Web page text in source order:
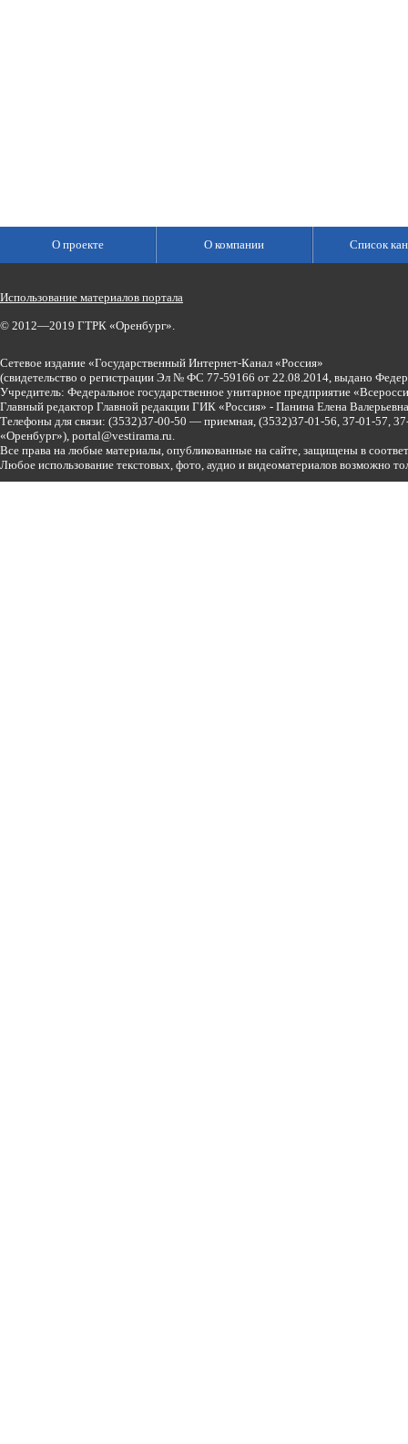
О проекте О компании Список
Использование материалов портала
© 2012—2019 ГТРК «Оренбург».
Сетевое издание «Государственный Интернет-Канал «Россия»
(свидетельство о регистрации Эл № ФС 77-59166 от 22.08.2014, выдано
Учредитель: Федеральное государственное унитарное предприятие
Главный редактор Главной редакции ГИК «Россия» - Панина Елена
Телефоны для связи: (3532)37-00-50 — приемная, (3532)37-01-56, 37-01-57,
«Оренбург»), portal@vestirama.ru.
Все права на любые материалы, опубликованные на сайте, защищены в
Любое использование текстовых, фото, аудио и видеоматериалов возможно